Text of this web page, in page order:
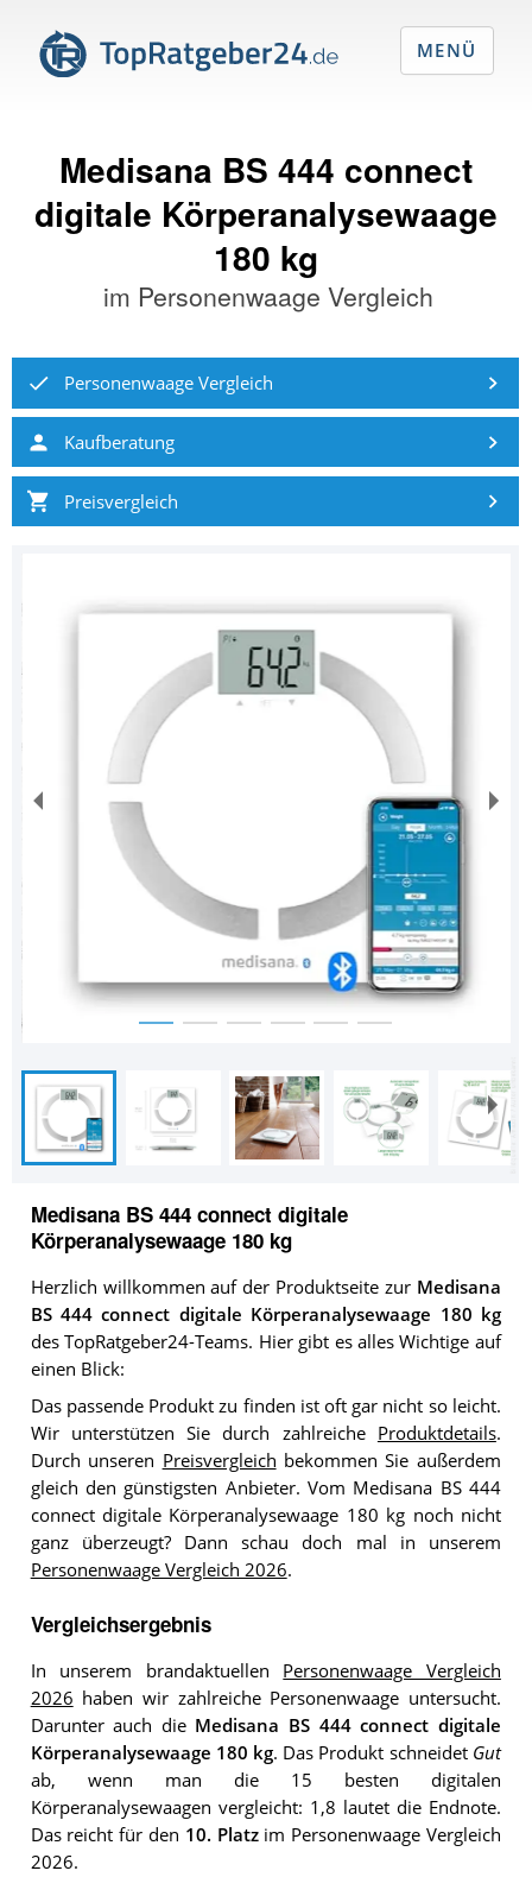
Medisana BS 444 connect
digitale Körperanalysewaage
180 kg
im Personenwaage Vergleich
Personenwaage Vergleich
Kaufberatung
Preisvergleich
Medisana BS 444 connect digitale
Körperanalysewaage 180 kg
Herzlich willkommen auf der Produktseite zur Medisana
BS 444 connect digitale Körperanalysewaage 180 kg
des TopRatgeber24-Teams. Hier gibt es alles Wichtige auf
einen Blick:
Das passende Produkt zu finden ist oft gar nicht so leicht.
Wir unterstützen Sie durch zahlreiche Produktdetails.
Durch unseren Preisvergleich bekommen Sie außerdem
gleich den günstigsten Anbieter. Vom Medisana BS 444
connect digitale Körperanalysewaage 180 kg noch nicht
ganz überzeugt? Dann schau doch mal in unserem
Personenwaage Vergleich 2026.
Vergleichsergebnis
In unserem brandaktuellen Personenwaage Vergleich
2026 haben wir zahlreiche Personenwaage untersucht.
Darunter auch die Medisana BS 444 connect digitale
Körperanalysewaage 180 kg. Das Produkt schneidet Gut
ab, wenn man die 15 besten digitalen
Körperanalysewaagen vergleicht: 1,8 lautet die Endnote.
Das reicht für den 10. Platzim Personenwaage Vergleich
2026.
MENÜ